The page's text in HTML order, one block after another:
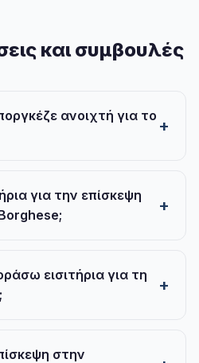
και συμβουλές
ανοιχτή για το
για την επίσκεψη
εισιτήρια για τη
στην